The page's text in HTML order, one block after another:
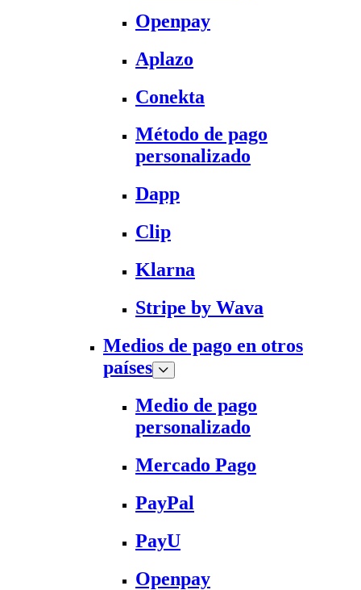
Openpay
Aplazo
Conekta
Método de pago
personalizado
Dapp
Clip
Klarna
Stripe by Wava
Medios de pago en otros
países
Medio de pago
personalizado
Mercado Pago
PayPal
PayU
Openpay